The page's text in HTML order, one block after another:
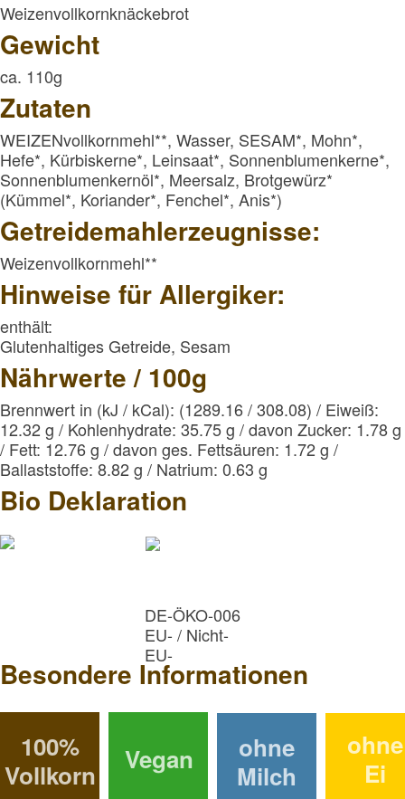
Weizenvollkornknäckebrot
Gewicht
ca. 110g
Zutaten
WEIZENvollkornmehl**, Wasser, SESAM*, Mohn*,
Hefe*, Kürbiskerne*, Leinsaat*, Sonnenblumenkerne*,
Sonnenblumenkernöl*, Meersalz, Brotgewürz*
(Kümmel*, Koriander*, Fenchel*, Anis*)
Getreidemahlerzeugnisse:
Weizenvollkornmehl**
Hinweise für Allergiker:
enthält:
Glutenhaltiges Getreide, Sesam
Nährwerte / 100g
Brennwert in (kJ / kCal): (1289.16 / 308.08) / Eiweiß:
12.32 g / Kohlenhydrate: 35.75 g / davon Zucker: 1.78 g
/ Fett: 12.76 g / davon ges. Fettsäuren: 1.72 g /
Ballaststoffe: 8.82 g / Natrium: 0.63 g
Bio Deklaration
Besondere Informationen
DE-ÖKO-006
EU- / Nicht-
EU-
Landwirtschaft
ohne
Ei
100%
Vollkorn
ohne
Milch
Vegan